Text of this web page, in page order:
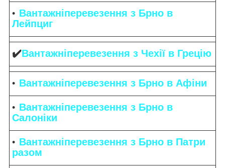
Вантажніперевезення з Брно в
Лейпциг
✔️Вантажніперевезення з Чехії в Грецію
Вантажніперевезення з Брно в Афіни
Вантажніперевезення з Брно в
Салоніки
Вантажніперевезення з Брно в Патри
разом